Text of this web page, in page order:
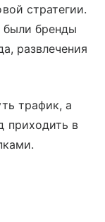
стратегии.
были бренды
развлечения
трафик, а
приходить в